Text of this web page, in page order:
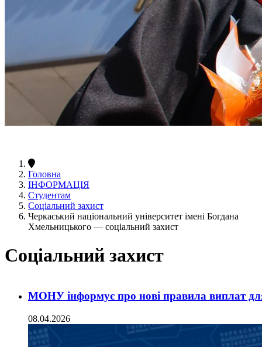
Головна
ІНФОРМАЦІЯ
Студентам
Соціальний захист
Черкаський національний університет імені Богдана
Хмельницького — соціальний захист
Соціальний захист
МОНУ інформує про нові правила виплат для
08.04.2026